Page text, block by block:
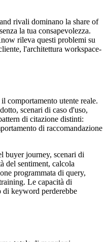
rivali dominano la share of
la tua consapevolezza.
rileva questi problemi su
l'architettura workspace-
comportamento utente reale.
scenari di caso d'uso,
di citazione distinti:
di raccomandazione
buyer journey, scenari di
del sentiment, calcola
programmata di query,
Le capacità di
keyword perderebbe